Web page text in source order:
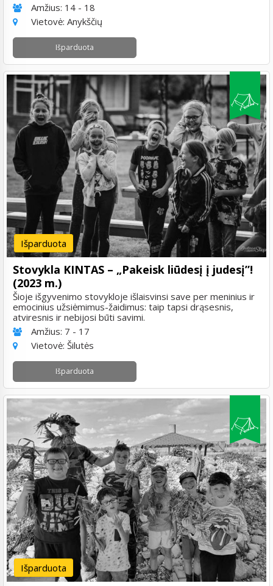
Amžius: 14 - 18
Vietovė: Anykščių
Išparduota
Išparduota
Stovykla KINTAS – „Pakeisk liūdesį į judesį”!
(2023 m.)
Šioje išgyvenimo stovykloje išlaisvinsi save per meninius ir
emocinius užsiėmimus-žaidimus: taip tapsi drąsesnis,
atviresnis ir nebijosi būti savimi.
Amžius: 7 - 17
Vietovė: Šilutės
Išparduota
Išparduota